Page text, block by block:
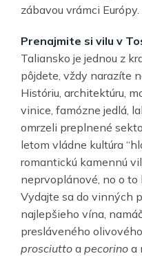
zábavou vrámci Európy.
Prenajmite si vilu v
Taliansko je jednou z
pôjdete, vždy narazíte
Históriu, architektúru,
vinice, famózne jedlá,
omrzeli preplnené
letom vládne kultúra
romantickú kamennú
neprvoplánové, no o to
Vydajte sa do vinných
najlepšieho vína,
presláveného
prosciutto a pecorino a